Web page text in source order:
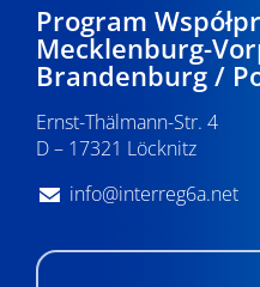
Program
Mecklenburg-
Brandenburg /
Ernst-Thälmann-Str. 4
D – 17321 Löcknitz
info@interreg6a.net